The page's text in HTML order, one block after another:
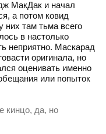
МакДак и начал
а потом ковид
них там тьма всего
в настолько
неприятно. Маскарад
оригинала, но
оценивать именно
или попыток
кинцо, да, но